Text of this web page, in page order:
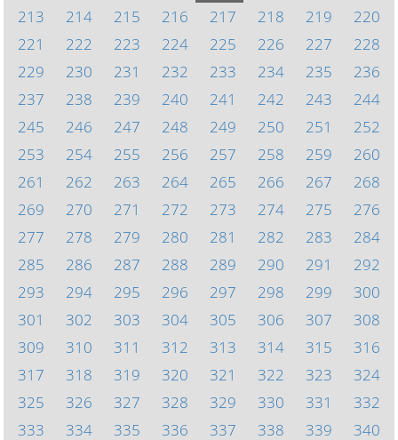
213
214 215 216 217 218 219
220
221
222 223 224 225 226 227
228
229
230 231 232 233 234 235
236
237
238 239 240 241 242 243
244
245
246 247 248 249 250 251
252
253
254 255 256 257 258 259
260
261
262 263 264 265 266 267
268
269
270 271 272 273 274 275
276
277
278 279 280 281 282 283
284
285
286 287 288 289 290 291
292
293
294 295 296 297 298 299
300
301
302 303 304 305 306 307
308
309
310 311 312 313 314 315
316
317
318 319 320 321 322 323
324
325
326 327 328 329 330 331
332
333
334 335 336 337 338 339 340